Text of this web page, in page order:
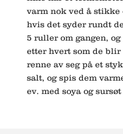
varm nok ved å
hvis det syder rundt
5 ruller om gangen,
etter hvert som de
renne av seg på et
salt, og spis dem
ev. med soya og